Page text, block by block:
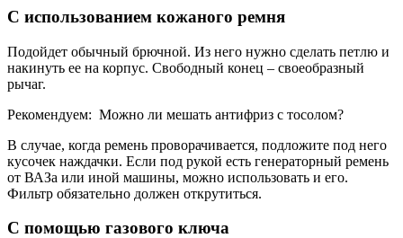
С использованием кожаного ремня
Подойдет обычный брючной. Из него нужно сделать петлю и
накинуть ее на корпус. Свободный конец – своеобразный
рычаг.
Рекомендуем: Можно ли мешать антифриз с тосолом?
В случае, когда ремень проворачивается, подложите под него
кусочек наждачки. Если под рукой есть генераторный ремень
от ВАЗа или иной машины, можно использовать и его.
Фильтр обязательно должен открутиться.
С помощью газового ключа